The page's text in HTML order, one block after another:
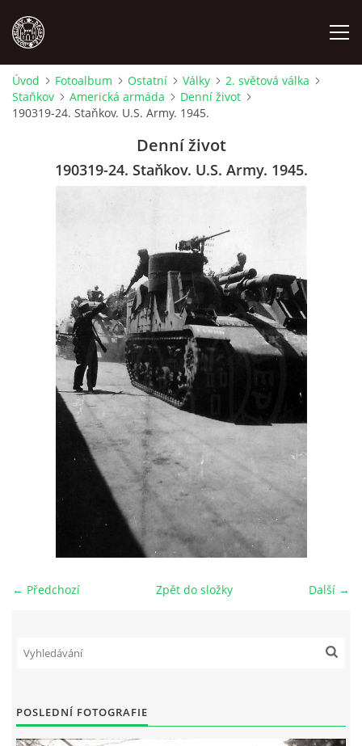
MÍSTOPIS
DŮL NA SLÍDU (NA KOLE)
Kontakt:
tel. 773 916 275
info@domdej.cz
--------------------------------------------------------------
města Domažlice.
© 2026 eStránky.cz
Úvod Fotoalbum Ostatní Války
2. světová válka
Staňkov
Americká armáda
Denní život
190319-24. Staňkov. U.S. Army. 1945.
Denní život
190319-24. Staňkov. U.S. Army. 1945.
← Předchozí Další →
Zpět do složky
POSLEDNÍ FOTOGRAFIE